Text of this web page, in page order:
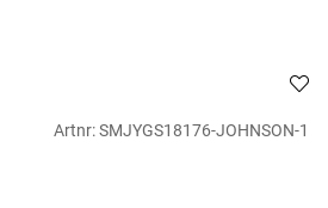
Artnr:SMJYGS18176-JOHNSON-1